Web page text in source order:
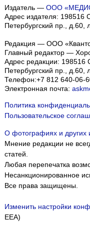
Издатель — ООО
Адрес издателя: 198516
Петербургский пр.,
Редакция — ООО
Главный редактор —
Адрес редакции: 198516
Петербургский пр.,
Телефон:+7 812 640-06-
Электронная почта:
Политика
Пользовательское
О фотографиях и других
Мнение редакции не
статей.
Любая перепечатка
Несанкционированное
Все права защищены.
Изменить настройки
EEA)